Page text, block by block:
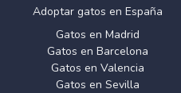
Adoptar gatos en España
Gatos en Madrid
Gatos en Barcelona
Gatos en Valencia
Gatos en Sevilla